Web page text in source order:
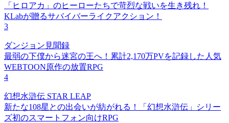
「ヒロアカ」のヒーローたちで苛烈な戦いを生き残れ！
KLabが贈るサバイバーライクアクション！
3
ダンジョン見聞録
最弱の下僕から迷宮の王へ！累計2,170万PVを記録した人気
WEBTOON原作の放置RPG
4
幻想水滸伝 STAR LEAP
新たな108星との出会いが紡がれる！「幻想水滸伝」シリー
ズ初のスマートフォン向けRPG